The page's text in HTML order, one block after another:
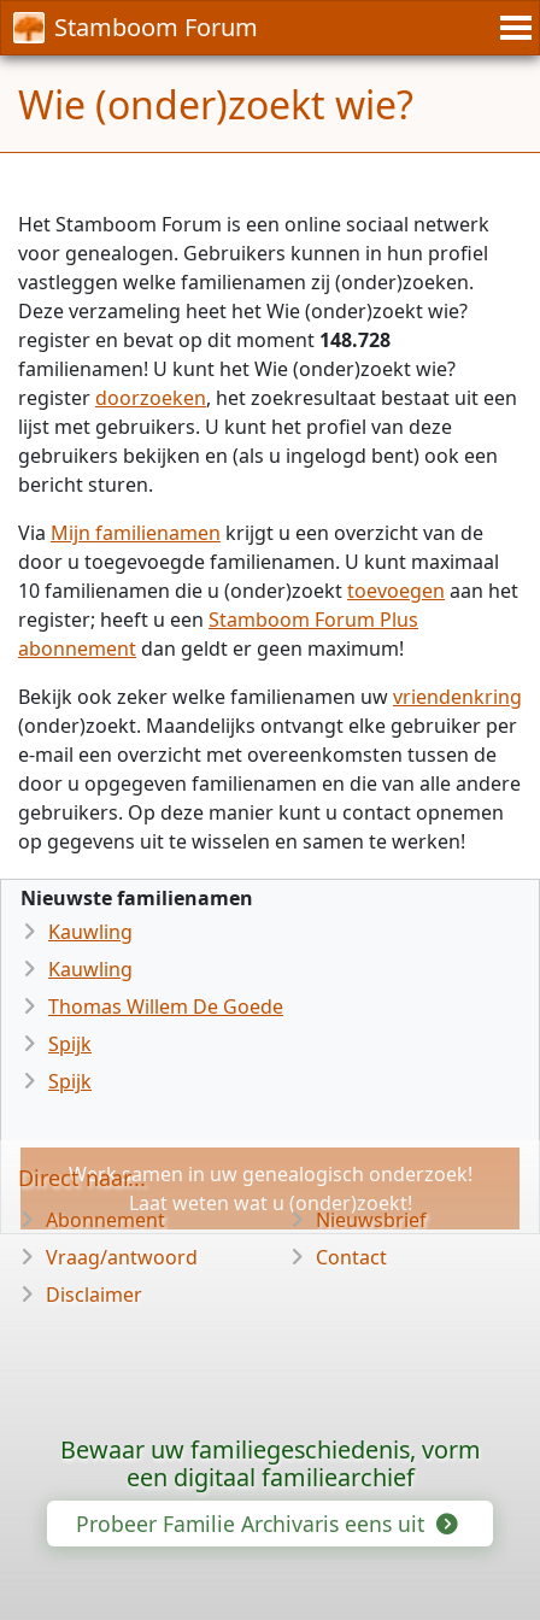
Stamboom Forum
Wie (onder)zoekt wie?
Het Stamboom Forum is een online sociaal netwerk
voor genealogen. Gebruikers kunnen in hun profiel
vastleggen welke familienamen zij (onder)zoeken.
Deze verzameling heet het Wie (onder)zoekt wie?
register en bevat op dit moment 148.728
familienamen! U kunt het Wie (onder)zoekt wie?
registerdoorzoeken, het zoekresultaat bestaat uit een
lijst met gebruikers. U kunt het profiel van deze
gebruikers bekijken en (als u ingelogd bent) ook een
bericht sturen.
Via Mijn familienamen krijgt u een overzicht van de
door u toegevoegde familienamen. U kunt maximaal
10 familienamen die u (onder)zoekttoevoegen aan het
register; heeft u een Stamboom Forum Plus
abonnementdan geldt er geen maximum!
Bekijk ook zeker welke familienamen uwvriendenkring
(onder)zoekt. Maandelijks ontvangt elke gebruiker per
e-mail een overzicht met overeenkomsten tussen de
door u opgegeven familienamen en die van alle andere
gebruikers. Op deze manier kunt u contact opnemen
op gegevens uit te wisselen en samen te werken!
Nieuwste familienamen
Kauwling
Kauwling
Thomas Willem De Goede
Spijk
Spijk
Werk samen in uw genealogisch onderzoek!
Laat weten wat u (onder)zoekt!
Direct naar...
Abonnement
Vraag/antwoord
Disclaimer
Nieuwsbrief
Contact
Bewaar uw familiegeschiedenis, vorm
een digitaal familiearchief
Probeer Familie Archivaris eens uit